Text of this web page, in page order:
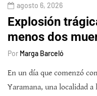
agosto 6, 2026
Explosión
menos dos
Por Marga Barceló
En un día que comenzó
Yaramana, una localidad a